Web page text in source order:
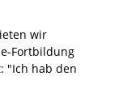
wir
Fortbildung
"Ich hab den